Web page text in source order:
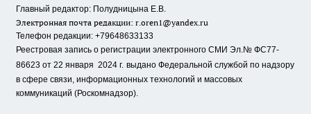
Главный редактор: Полудницына Е.В.
Электронная почта редакции: r.oren1@yandex.ru
Телефон редакции: +79648633133
Реестровая запись о регистрации электронного СМИ Эл.№ ФС77-
86623 от 22 января 2024 г. выдано Федеральной службой по надзору
в сфере связи, информационных технологий и массовых
коммуникаций (Роскомнадзор).